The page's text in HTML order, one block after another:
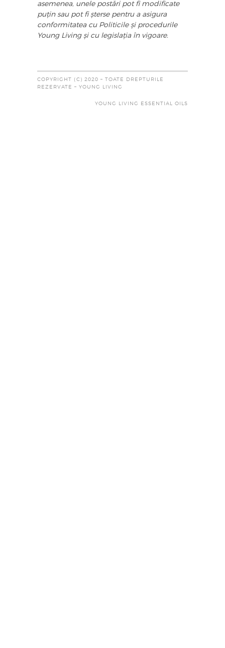
asemenea, unele postări pot fi modificate
puțin sau pot fi șterse pentru a asigura
conformitatea cu Politicile și procedurile
Young Living și cu legislația în vigoare.
COPYRIGHT (C) 2020 – TOATE DREPTURILE
REZERVATE – YOUNG LIVING
YOUNG LIVING ESSENTIAL OILS